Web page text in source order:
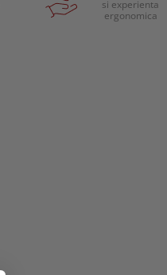
si experienta
ergonomica